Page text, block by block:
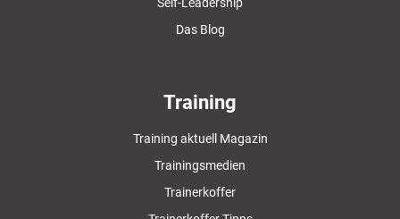
Das Blog
Training
Training aktuell Magazin
Trainingsmedien
Trainerkoffer